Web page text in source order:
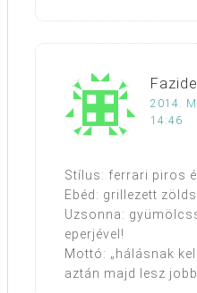
2014.
14:46
Stílus: ferrari piros
Ebéd: grillezett
Uzsonna:
eperjével!
Mottó: „hálásnak
aztán majd lesz